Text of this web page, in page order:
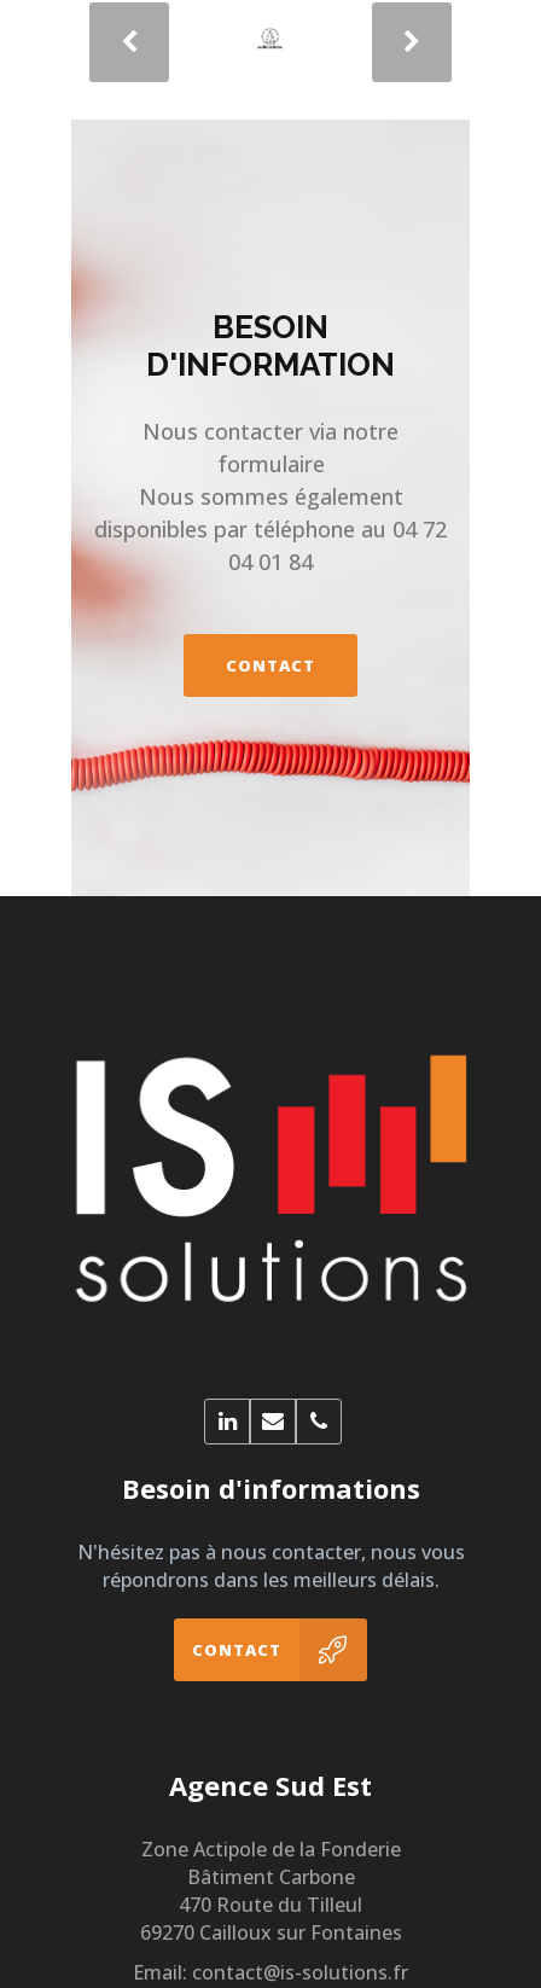
BESOIN
D'INFORMATION
Nous contacter via notre
formulaire
Nous sommes également
disponibles par téléphone au 04 72
04 01 84
CONTACT
Besoin d'informations
N'hésitez pas à nous contacter, nous vous
répondrons dans les meilleurs délais.
CONTACT
Agence Sud Est
Zone Actipole de la Fonderie
Bâtiment Carbone
470 Route du Tilleul
69270 Cailloux sur Fontaines
Email: contact@is-solutions.fr